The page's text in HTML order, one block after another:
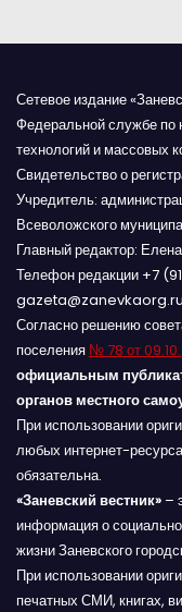
м
Сетевое издание
Федеральной службе по
технологий и массовых
Свидетельство о
Учредитель:
Всеволожского
Главный редактор:
Телефон редакции +7
gazeta@zanevkaorg.ru
Согласно решению
поселения № 78 от
официальным
органов местного
При использовании
любых интернет-
обязательна.
«Заневский вестник» –
информация о
жизни Заневского
При использовании
печатных СМИ, книгах,